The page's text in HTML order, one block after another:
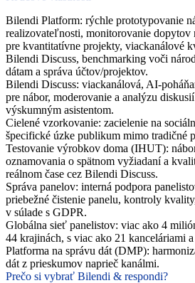
Bilendi Platform: rýchle prototypovanie
realizovateľnosti, monitorovanie dopytov
pre kvantitatívne projekty, viackanálové
Bilendi Discuss, benchmarking voči
dátam a správa účtov/projektov.
Bilendi Discuss: viackanálová, AI-
pre nábor, moderovanie a analýzu
výskumným asistentom.
Cielené vzorkovanie: zacielenie na
špecifické úzke publikum mimo tradičné
Testovanie výrobkov doma (IHUT):
oznamovania o spätnom vyžiadaní a
reálnom čase cez Bilendi Discuss.
Správa panelov: interná podpora
priebežné čistenie panelu, kontroly
v súlade s GDPR.
Globálna sieť panelistov: viac ako 4
44 krajinách, s viac ako 21 kanceláriami
Platforma na správu dát (DMP):
dát z prieskumov naprieč kanálmi.
Prečo si vybrať Bilendi & respondi?